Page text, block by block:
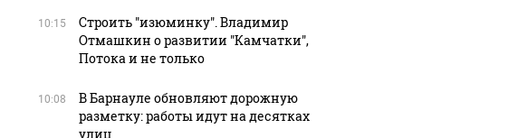
10:15
Строить "изюминку". Владимир
Отмашкин о развитии "Камчатки",
Потока и не только
10:08
В Барнауле обновляют дорожную
разметку: работы идут на десятках
улиц